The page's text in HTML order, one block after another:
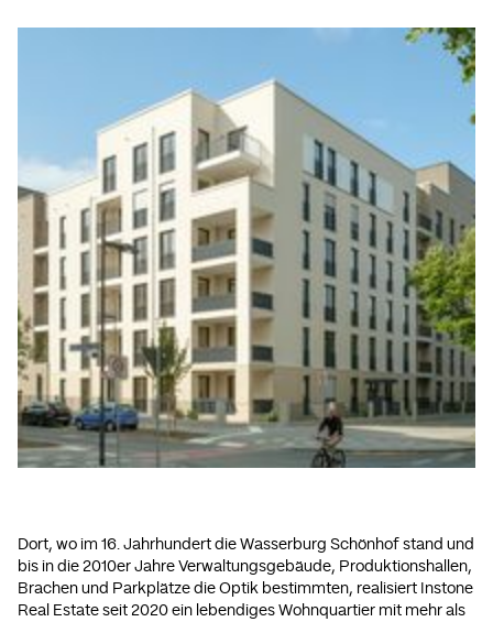
Dort, wo im 16. Jahrhundert die Wasserburg Schönhof stand und
bis in die 2010er Jahre Verwaltungsgebäude, Produktionshallen,
Brachen und Parkplätze die Optik bestimmten, realisiert Instone
Real Estate seit 2020 ein lebendiges Wohnquartier mit mehr als